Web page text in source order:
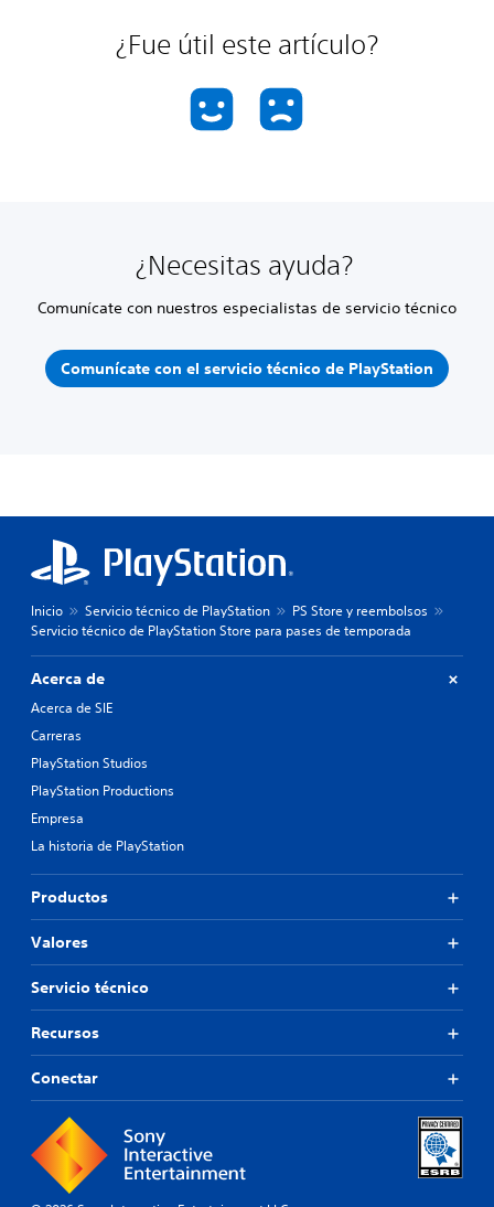
¿Fue útil este artículo?
¿Necesitas ayuda?
Comunícate con nuestros especialistas de servicio técnico
Comunícate con el servicio técnico de PlayStation
Inicio Servicio técnico de PlayStation
PS Store y reembolsos
Servicio técnico de PlayStation Store para pases de temporada
Acerca de
Acerca de SIE
Carreras
PlayStation Studios
PlayStation Productions
Empresa
La historia de PlayStation
Productos
Valores
Servicio técnico
Recursos
Conectar